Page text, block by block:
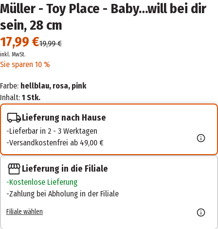
Müller - Toy Place - Baby…will bei dir
sein, 28 cm
17,99 €19,99 €
inkl. MwSt.
Sie sparen 10 %
Farbe: hellblau, rosa, pink
Inhalt: 1 Stk.
Lieferung nach Hause
Lieferbar in 2 - 3 Werktagen
Versandkostenfrei ab 49,00 €
Lieferung in die Filiale
Kostenlose Lieferung
Zahlung bei Abholung in der Filiale
Filiale wählen